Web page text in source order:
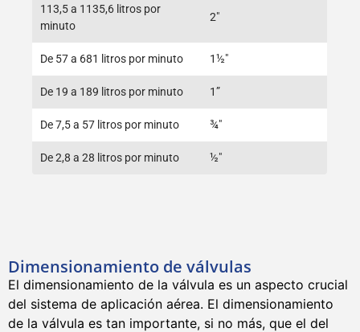
113,5 a 1135,6 litros por
minuto
2″
De 57 a 681 litros por minuto 1½"
De 19 a 189 litros por minuto 1”
De 7,5 a 57 litros por minuto ¾"
De 2,8 a 28 litros por minuto ½"
Dimensionamiento de válvulas
El dimensionamiento de la válvula es un aspecto crucial
del sistema de aplicación aérea. El dimensionamiento
de la válvula es tan importante, si no más, que el del